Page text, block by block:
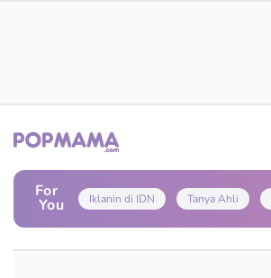
For
You Iklanin di IDN Tanya Ahli